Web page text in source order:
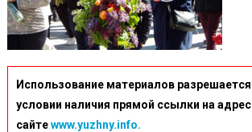
Использование материалов
условии наличия прямой ссылки на
сайтеwww.yuzhny.info.